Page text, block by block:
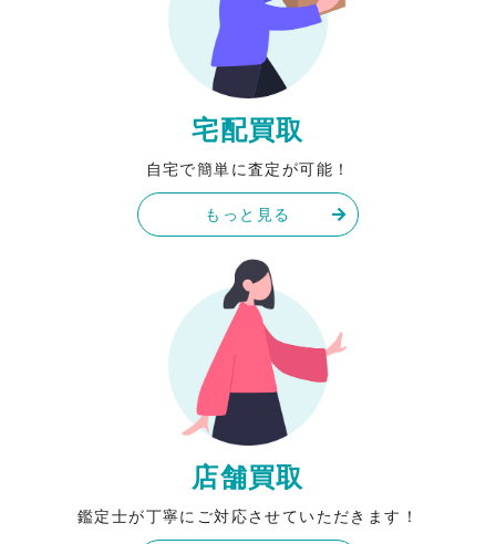
宅配買取
自宅で簡単に査定が可能！
もっと見る
店舗買取
鑑定士が丁寧にご対応させていただきます！